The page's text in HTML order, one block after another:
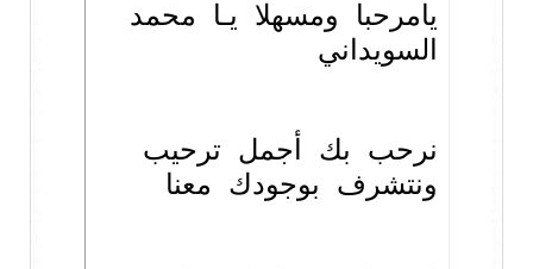
يامرحبا ومسهلا يـا محمد
السويداني
نرحب بك أجمل ترحيب
ونتشرف بوجودك معنا